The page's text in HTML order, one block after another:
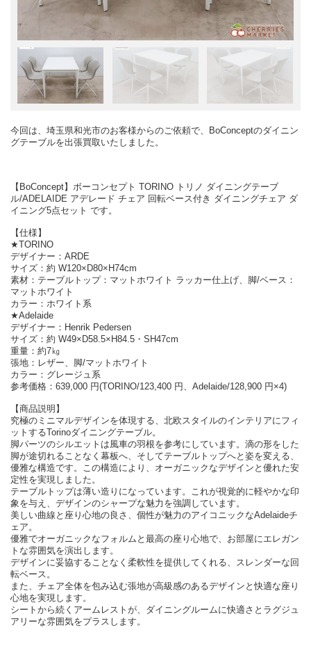
今回は、埼玉県和光市のお客様からのご依頼で、BoConceptのダイニン
グテーブルを出張買取いたしました。
【BoConcept】ボーコンセプト TORINO トリノ ダイニングテーブ
ル/ADELAIDE アデレード チェア 回転ベース付き ダイニングチェア ダ
イニング5点セット です。
【仕様】
★TORINO
デザイナー：ARDE
サイズ：約 W120×D80×H74cm
素材：テーブルトップ：マットホワイト ラッカー仕上げ、脚/ベース：
マットホワイト
カラー：ホワイト系
★Adelaide
デザイナー：Henrik Pedersen
サイズ：約 W49×D58.5×H84.5・SH47cm
重量：約7㎏
張地：レザー、脚/マットホワイト
カラー：グレージュ系
参考価格：639,000 円(TORINO/123,400 円、Adelaide/128,900 円×4)
【商品説明】
究極のミニマルデザインを体現する、北欧スタイルのインテリアにフィ
ットするTorinoダイニングテーブル。
脚パーツのシルエットは風車の羽根を参考にしています。滴の形をした
脚が途切れることなく幕板へ、そしてテーブルトップへと姿を変える、
優雅な構造です。この構造により、オーガニックなデザインと優れた安
定性を実現しました。
テーブルトップは薄い造りになっています。これが視覚的に軽やかな印
象を与え、デザインのシャープな魅力を強調しています。
美しい曲線と座り心地の良さ、個性が魅力のアイコニックなAdelaideチ
ェア。
優雅でオーガニックなフォルムと最高の座り心地で、お部屋にエレガン
トな雰囲気を演出します。
デザインに妥協することなく柔軟性を提供してくれる、スレンダーな回
転ベース。
また、チェア全体を包み込む張地が高級感のあるデザインと快適な座り
心地を実現します。
シートから続くアームレストが、ダイニングルームに快適さとラグジュ
アリーな雰囲気をプラスします。